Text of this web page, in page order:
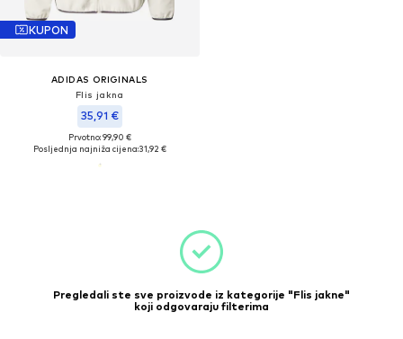
KUPON
ADIDAS ORIGINALS
Flis jakna
35,91 €
Prvotno: 99,90 €
Posljednja najniža cijena:31,92 €
Pregledali ste sve proizvode iz kategorije "Flis jakne"
koji odgovaraju filterima